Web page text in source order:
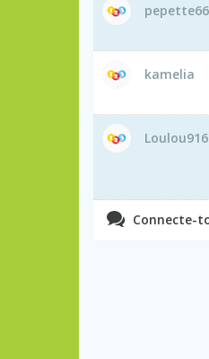
pepette66
kamelia
Connecte-